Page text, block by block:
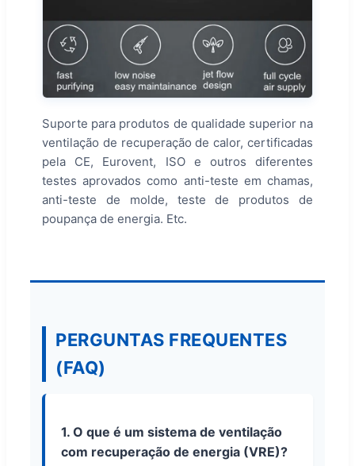
Suporte para produtos de qualidade superior na
ventilação de recuperação de calor, certificadas
pela CE, Eurovent, ISO e outros diferentes
testes aprovados como anti-teste em chamas,
anti-teste de molde, teste de produtos de
poupança de energia. Etc.
PERGUNTAS FREQUENTES
(FAQ)
1. O que é um sistema de ventilação
com recuperação de energia (VRE)?